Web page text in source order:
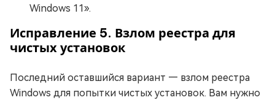
Windows 11».
Исправление 5. Взлом реестра для
чистых установок
Последний оставшийся вариант — взлом реестра
Windows для попытки чистых установок. Вам нужно